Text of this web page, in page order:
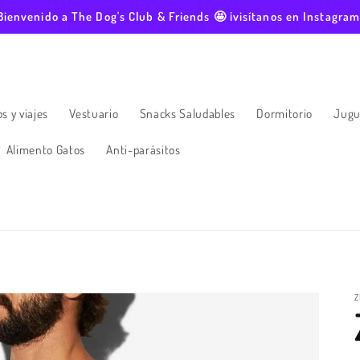
a The Dog's Club & Friends 🤩 ¡visítanos en
y viajes Vestuario Snacks Saludables Dormitorio
Alimento Gatos Anti-parásitos